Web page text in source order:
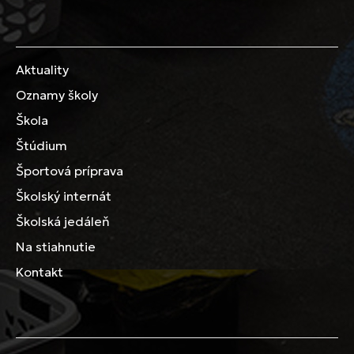
Aktuality
Oznamy školy
Škola
Štúdium
Športová príprava
Školský internát
Školská jedáleň
Na stiahnutie
Kontakt